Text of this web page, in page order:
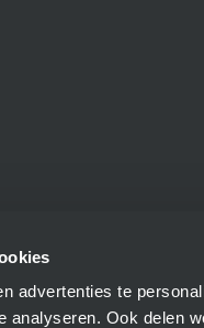
advertenties te
analyseren. Ook delen
721 007
729 640